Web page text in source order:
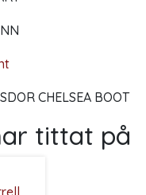
CHELSEA BOOT
tittat på